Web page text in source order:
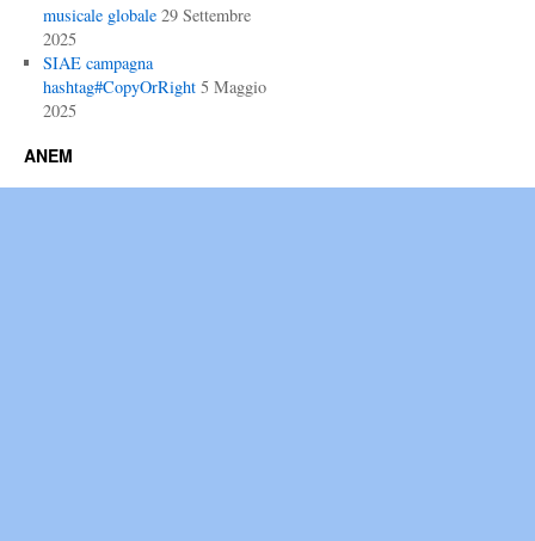
musicale globale 29 Settembre
2025
SIAE campagna
hashtag#CopyOrRight 5 Maggio
2025
ANEM